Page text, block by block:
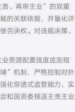
责、再审主业”的双重
的关联依据，并量化评
否决权。对违规决策、
资源配置强度监测指
”机制，严格控制对外
化穿透式监管能力，实
和国资委报送主责主业